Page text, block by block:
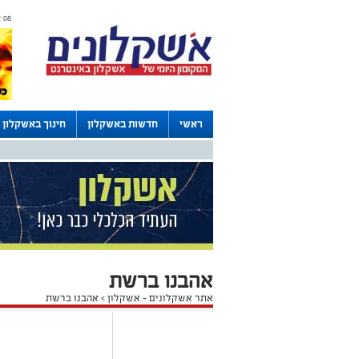
08 אוגוסט 2026 / 18:56
ראשי חדשות באשקלון חינוך באשקלון
אהבנו ברשת
אתר אשקלונים - אשקלון> אהבנו ברשת